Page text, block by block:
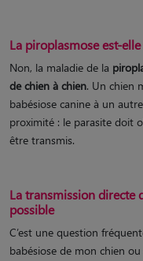
La piroplasmose est-
Non, la maladie de la
de chien à chien. Un chien
babésiose canine à un
proximité : le parasite doit
être transmis​.
La transmission directe
possible
C’est une question
babésiose de mon chien